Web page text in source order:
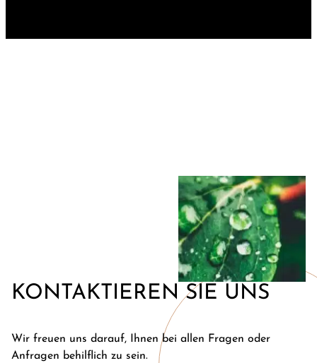
KONTAKTIEREN SIE UNS
Wir freuen uns darauf, Ihnen bei allen Fragen oder
Anfragen behilflich zu sein.